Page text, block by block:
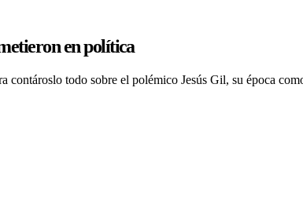
en política
contároslo todo sobre el polémico Jesús Gil, su época